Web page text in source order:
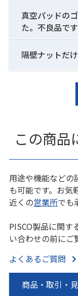
真空パッドの
た。不良品で
隔壁ナットだ
この商品
用途や機能などの
も可能です。お気
近くの営業所でも
PISCO製品に関す
い合わせの前にご
よくあるご質問
商品・取引・